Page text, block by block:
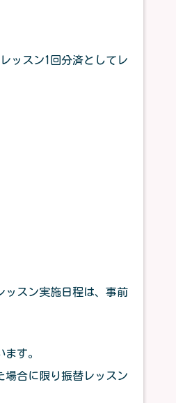
ッスン1回分済としてレ
ッスン実施日程は、事前
す。
合に限り振替レッスン